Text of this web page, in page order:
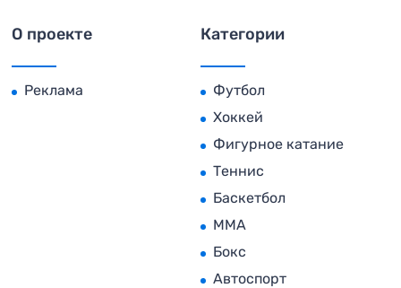
О проекте
Реклама
Категории
Футбол
Хоккей
Фигурное катание
Теннис
Баскетбол
MMA
Бокс
Автоспорт